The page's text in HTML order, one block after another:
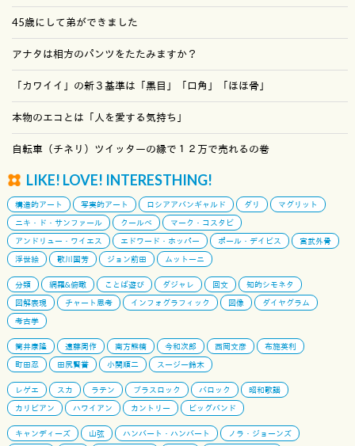
45歳にして弟ができました
アナタは相方のパンツをたたみますか？
「カワイイ」の新３基準は「黒目」「口角」「ほほ骨」
本物のエコとは「人を愛する気持ち」
自転車（チネリ）ツイッターの縁で１２万で売れるの巻
LIKE! LOVE! INTERESTHING!
構造的アート 写実的アート ロシアアバンギャルド ダリ
マグリット
ニキ・ド・サンファール
クールベ
マーク・コスタビ
アンドリュー・ワイエス
エドワード・ホッパー ポール・デイビス
宮武外骨
浮世絵
歌川国芳 ジョン前田 ムットーニ
分類 網羅&俯瞰 ことば遊び ダジャレ 回文
知的シモネタ
図解表現
チャート思考 インフォグラフィック 図像
ダイヤグラム
考古学
筒井康隆 遠藤周作 南方熊楠 今和次郎 西岡文彦
布施英利
町田忍
田尻賢誉 小関順二 スージー鈴木
レゲエ スカ ラテン ブラスロック バロック
昭和歌謡
カリビアン
ハワイアン カントリー ビッグバンド
キャンディーズ 山弦 ハンバート・ハンバート
ノラ・ジョーンズ